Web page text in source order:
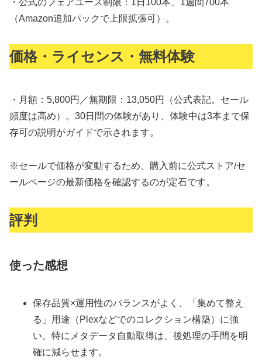
・公式のフェアユース制限：1日100本、1週間700本
（Amazon追加パックで上限拡張可）。
価格・ライセンス・無料体験
・ 月額：5,800円／無期限：13,050円
（公式表記。セール
頻度は高め）。 30日間の体験があり、体験中は3本まで保
存可の説明がガイドで示されます。
※セールで価格が変動するため、 購入前に公式ストア/セ
ールページの最新価格を確認するのが定石です。
評判
使った感想
保存品質×運用性のバランスがよく、
「集めて整え
る」用途 （Plexなどでのコレクション構築）に強
い。特に メタデータ自動取得は、後処理の手間を明
確に減らせます。